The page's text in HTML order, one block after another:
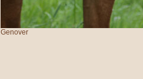
Genover